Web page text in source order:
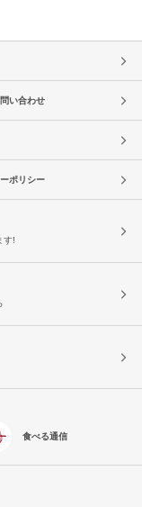
い合わせ
ポリシー
す!
食べる通信